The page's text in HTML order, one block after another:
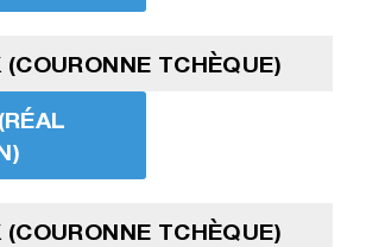
TCHÈQUE)
TCHÈQUE)